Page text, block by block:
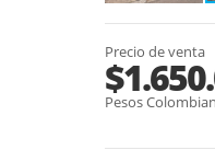
Precio de venta
Pesos